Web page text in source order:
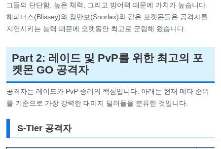
그들의 단단함, 높은 체력, 그리고 방어력 때문에 가치가 높습니다.
해피너스(Blissey)와 잠만보(Snorlax)와 같은 포켓몬들은 공격자를
지연시키는 능력 때문에 오랫동안 최고로 군림해 왔습니다.
Part 2: 레이드 및 PvP를 위한 최고의 포
켓몬 GO 공격자
공격자는 레이드와 PvP 승리의 핵심입니다. 아래는 현재 메타 순위
를 기준으로 가장 강력한 대미지 딜러들을 분류한 것입니다.
S-Tier 공격자